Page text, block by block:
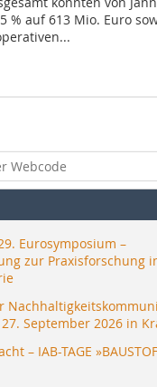
% auf 613 Mio. Euro
Eurosymposium –
zur Praxisforschung
September 2026 in
– IAB-TAGE